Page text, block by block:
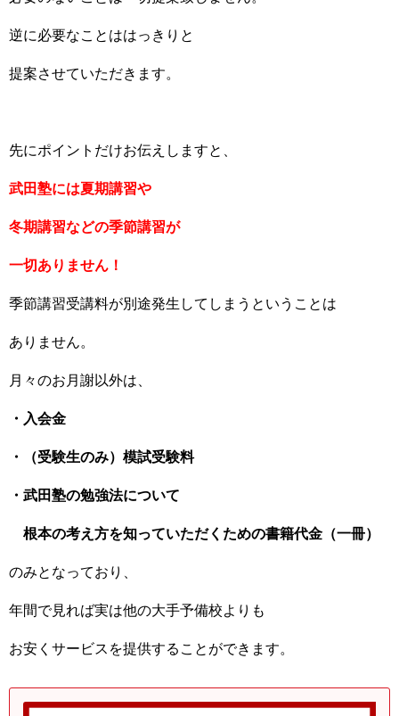
逆に必要なことははっきりと
提案させていただきます。
先にポイントだけお伝えしますと、
武田塾には夏期講習や
冬期講習などの季節講習が
一切ありません！
季節講習受講料が別途発生してしまうということは
ありません。
月々のお月謝以外は、
・入会金
・（受験生のみ）模試受験料
・武田塾の勉強法について
根本の考え方を知っていただくための書籍代金（一冊）
のみとなっており、
年間で見れば実は他の大手予備校よりも
お安くサービスを提供することができます。